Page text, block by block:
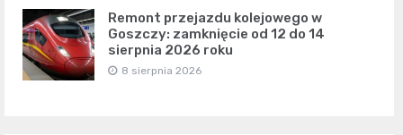
Remont przejazdu kolejowego w
Goszczy: zamknięcie od 12 do 14
sierpnia 2026 roku
8 sierpnia 2026